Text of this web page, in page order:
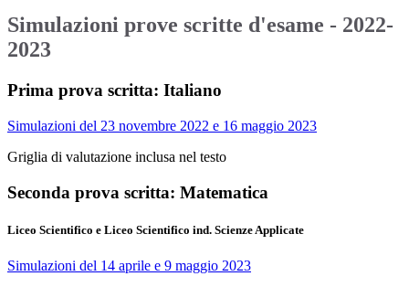
Simulazioni prove scritte d'esame - 2022-
2023
Prima prova scritta: Italiano
Simulazioni del 23 novembre 2022 e 16 maggio 2023
Griglia di valutazione inclusa nel testo
Seconda prova scritta: Matematica
Liceo Scientifico e Liceo Scientifico ind. Scienze Applicate
Simulazioni del 14 aprile e 9 maggio 2023